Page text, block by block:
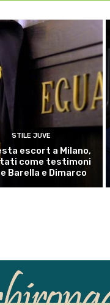
STILE JUVE
escort a Milano,
come testimoni
Barella e Dimarco